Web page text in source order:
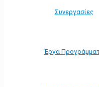
Συνεργασίες
Έργα